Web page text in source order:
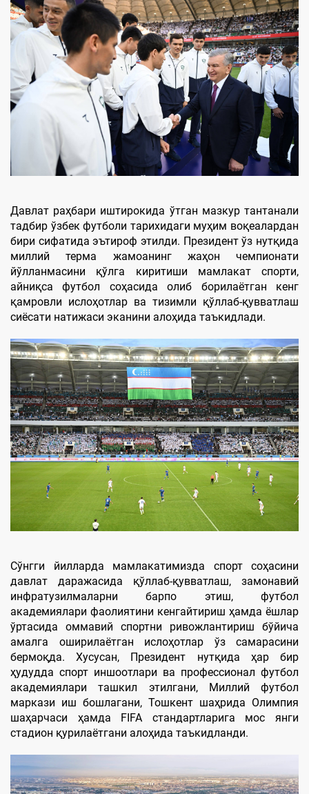
Давлат раҳбари иштирокида ўтган мазкур тантанали
тадбир ўзбек футболи тарихидаги муҳим воқеалардан
бири сифатида эътироф этилди. Президент ўз нутқида
миллий терма жамоанинг жаҳон чемпионати
йўлланмасини қўлга киритиши мамлакат спорти,
айниқса футбол соҳасида олиб борилаётган кенг
қамровли ислоҳотлар ва тизимли қўллаб-қувватлаш
сиёсати натижаси эканини алоҳида таъкидлади.
Сўнгги йилларда мамлакатимизда спорт соҳасини
давлат даражасида қўллаб-қувватлаш, замонавий
инфратузилмаларни барпо этиш, футбол
академиялари фаолиятини кенгайтириш ҳамда ёшлар
ўртасида оммавий спортни ривожлантириш бўйича
амалга оширилаётган ислоҳотлар ўз самарасини
бермоқда. Хусусан, Президент нутқида ҳар бир
ҳудудда спорт иншоотлари ва профессионал футбол
академиялари ташкил этилгани, Миллий футбол
маркази иш бошлагани, Тошкент шаҳрида Олимпия
шаҳарчаси ҳамда FIFA стандартларига мос янги
стадион қурилаётгани алоҳида таъкидланди.